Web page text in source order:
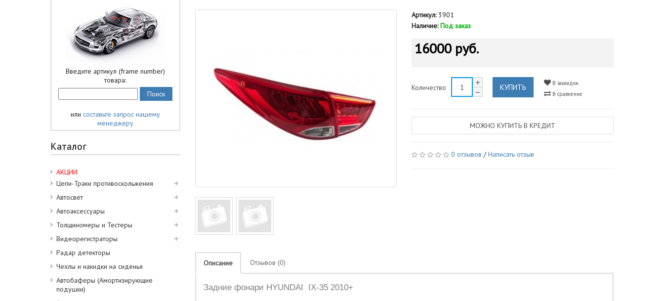
Введите артикул (frame number)
товара:
или составьте запрос нашему
менеджеру
Каталог
АКЦИИ
Цепи-Траки противоскольжения
Автосвет
Автоаксессуары
Толщиномеры и Тестеры
Видеорегистраторы
Радар детекторы
Чехлы и накидки на сиденья
Автобаферы (Амортизирующие
подушки)
Артикул:3901
Наличие: Под заказ
16000 руб.
Количество КУПИТЬ
В закладки
В сравнение
МОЖНО КУПИТЬ В КРЕДИТ
0 отзывов /Написать отзыв
Описание Отзывов (0)
Задние фонари HYUNDAI IX-35 2010+